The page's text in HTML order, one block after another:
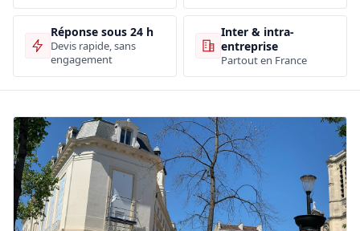
Réponse sous 24 h
Devis rapide, sans
engagement
Inter & intra-
entreprise
Partout en France